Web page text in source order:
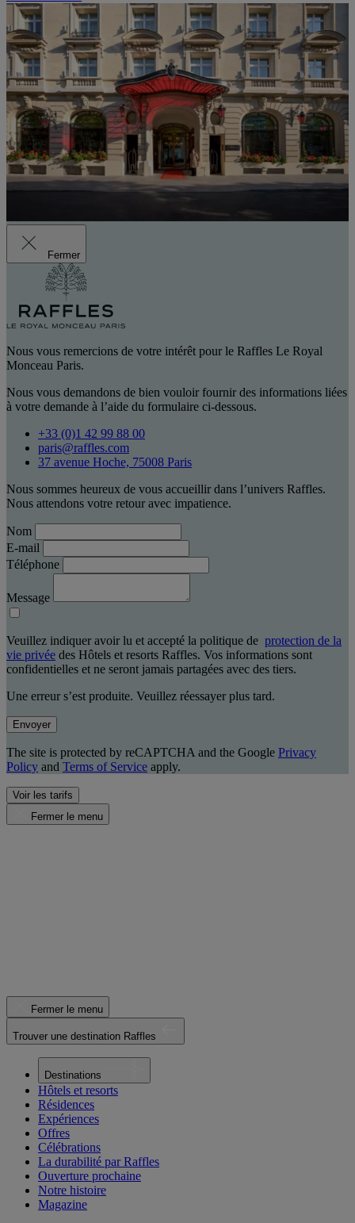
Fermer
Nous vous remercions de votre intérêt pour le Raffles Le Royal
Monceau Paris.
Nous vous demandons de bien vouloir fournir des informations liées
à votre demande à l’aide du formulaire ci-dessous.
+33 (0)1 42 99 88 00
paris@raffles.com
37 avenue Hoche, 75008 Paris
Nous sommes heureux de vous accueillir dans l’univers Raffles.
Nous attendons votre retour avec impatience.
Nom
E-mail
Téléphone
Message
Veuillez indiquer avoir lu et accepté la politique de protection de la
vie privée des Hôtels et resorts Raffles. Vos informations sont
confidentielles et ne seront jamais partagées avec des tiers.
Une erreur s’est produite. Veuillez réessayer plus tard.
Envoyer
The site is protected by reCAPTCHA and the Google Privacy
Policy and Terms of Service apply.
Voir les tarifs
Fermer le menu
Fermer le menu
Trouver une destination Raffles
Destinations
Hôtels et resorts
Résidences
Expériences
Offres
Célébrations
La durabilité par Raffles
Ouverture prochaine
Notre histoire
Magazine